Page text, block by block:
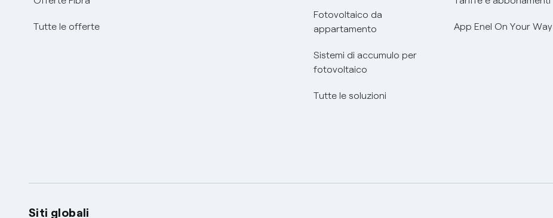
Tutte le offerte
Fotovoltaico da
appartamento
Sistemi di accumulo per
fotovoltaico
Tutte le soluzioni
App Enel On Your Way
Siti globali